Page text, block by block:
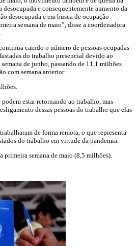
e consequentemente aumento da
desocupada e em busca de ocupação
semana de maio”, disse a coordenadora
caindo o número de pessoas ocupadas
do trabalho presencial devido ao
de junho, passando de 11,1 milhões
com semana anterior.
podem estar retornando ao trabalho, mas
dessas pessoas do trabalho que elas
de forma remota, o que representa
do trabalho em virtude da pandemia.
primeira semana de maio (8,5 milhões).